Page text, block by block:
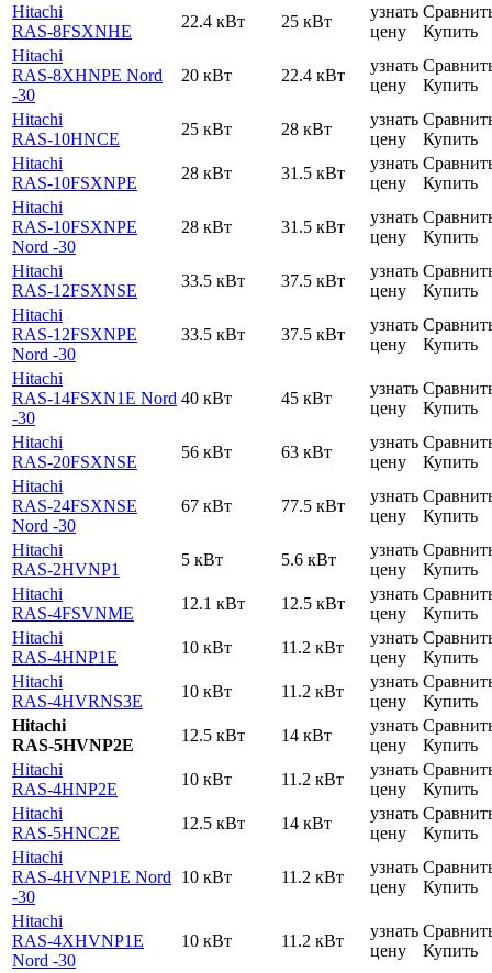
Hitachi
RAS-8FSXNHE
22.4 кВт 25 кВт
узнать
цену
Купить
Hitachi
RAS-8XHNPE Nord
-30
20 кВт 22.4 кВт
узнать
цену
Купить
Hitachi
RAS-10HNCE
25 кВт 28 кВт
узнать
цену
Купить
Hitachi
RAS-10FSXNPE
28 кВт 31.5 кВт
узнать
цену
Купить
Hitachi
RAS-10FSXNPE
Nord -30
28 кВт 31.5 кВт
узнать
цену
Купить
Hitachi
RAS-12FSXNSE
33.5 кВт 37.5 кВт
узнать
цену
Купить
Hitachi
RAS-12FSXNPE
Nord -30
33.5 кВт 37.5 кВт
узнать
цену
Купить
Hitachi
RAS-14FSXN1E Nord
-30
40 кВт 45 кВт
узнать
цену
Купить
Hitachi
RAS-20FSXNSE
56 кВт 63 кВт
узнать
цену
Купить
Hitachi
RAS-24FSXNSE
Nord -30
67 кВт 77.5 кВт
узнать
цену
Купить
Hitachi
RAS-2HVNP1
5 кВт 5.6 кВт
узнать
цену
Купить
Hitachi
RAS-4FSVNME
12.1 кВт 12.5 кВт
узнать
цену
Купить
Hitachi
RAS-4HNP1E
10 кВт 11.2 кВт
узнать
цену
Купить
Hitachi
RAS-4HVRNS3E
10 кВт 11.2 кВт
узнать
цену
Купить
Hitachi
RAS-5HVNP2E
12.5 кВт 14 кВт
узнать
цену
Купить
Hitachi
RAS-4HNP2E
10 кВт 11.2 кВт
узнать
цену
Купить
Hitachi
RAS-5HNC2E
12.5 кВт 14 кВт
узнать
цену
Купить
Hitachi
RAS-4HVNP1E Nord
-30
10 кВт 11.2 кВт
узнать
цену
Купить
Hitachi
RAS-4XHVNP1E
Nord -30
10 кВт 11.2 кВт
узнать
цену
Купить